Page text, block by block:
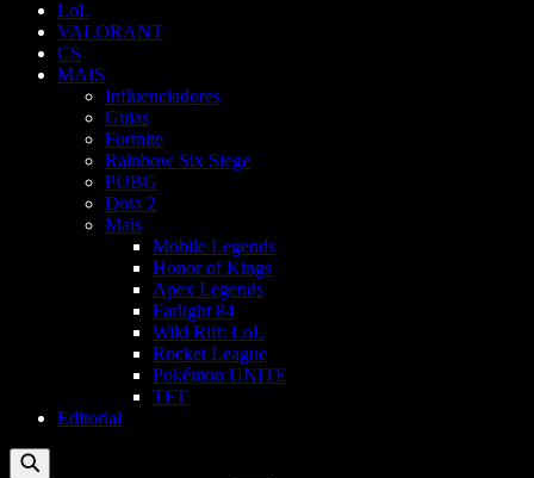
LoL
VALORANT
CS
MAIS
Influenciadores
Guias
Fortnite
Rainbow Six Siege
PUBG
Dota 2
Mais
Mobile Legends
Honor of Kings
Apex Legends
Farlight 84
Wild Rift: LoL
Rocket League
Pokémon UNITE
TFT
Editorial
Buscar